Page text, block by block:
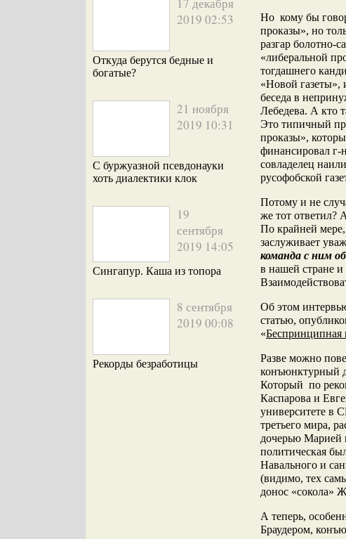
2019 02:53
Откуда берутся бедные и
богатые?
21 ноября
2019 10:31
С буржуазной псевдонауки
хоть диалектики клок
19
сентября
2019 14:05
Сингапур. Каша из топора
8 сентября
2019 00:08
Рекорды безработицы
Но кому бы
проказы», но
разгар болотно-
«либеральной
тогдашнего
«Новой газеты»,
беседа в
Лебедева. А кто
Это типичный
проказы»,
финансировал г-
совладелец
русофобской
Потому и не
же тот ответил?
По крайней
заслуживает
команда с ним
в нашей стране и
Об этом
статью,
«Беспринципная
Разве можно
конъюнктурный
Который по
Каспарова и
университете в
третьего мира,
дочерью Марией
политическая
Навального и
(видимо, тех
донос «сокола»
А теперь,
Браудером,